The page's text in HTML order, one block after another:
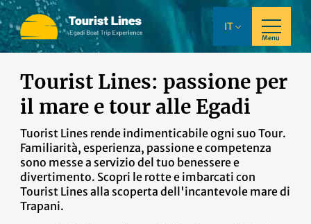
Menu
IT
Tourist Lines: passione per
il mare e tour alle Egadi
Tuorist Lines rende indimenticabile ogni suo Tour.
Familiarità, esperienza, passione e competenza
sono messe a servizio del tuo benessere e
divertimento. Scopri le rotte e imbarcati con
Tourist Lines alla scoperta dell'incantevole mare di
Trapani.